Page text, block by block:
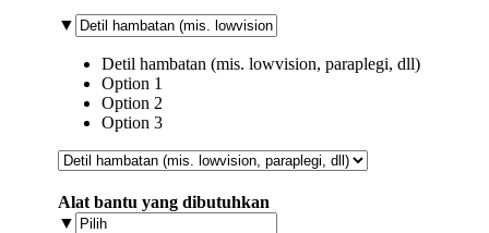
▼
Detil hambatan (mis. lowvision, paraplegi, dll)
Option 1
Option 2
Option 3
Alat bantu yang dibutuhkan
▼